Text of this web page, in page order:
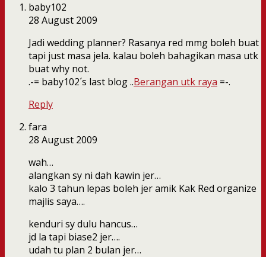
baby102
28 August 2009
Jadi wedding planner? Rasanya red mmg boleh buat
tapi just masa jela. kalau boleh bahagikan masa utk
buat why not.
.-= baby102´s last blog ..Berangan utk raya =-.
Reply
fara
28 August 2009
wah…
alangkan sy ni dah kawin jer…
kalo 3 tahun lepas boleh jer amik Kak Red organize
majlis saya….
kenduri sy dulu hancus…
jd la tapi biase2 jer….
udah tu plan 2 bulan jer…